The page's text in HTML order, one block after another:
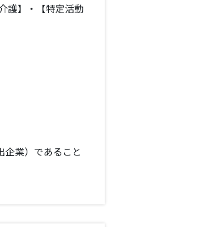
護】・【特定活動
企業）であること